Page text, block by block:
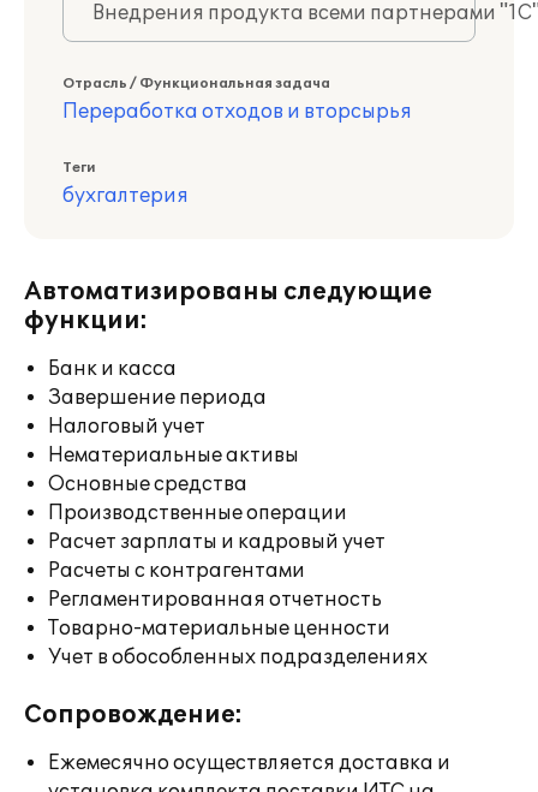
Внедрения продукта всеми партнерами
Отрасль / Функциональная задача
Переработка отходов и вторсырья
Теги
бухгалтерия
Автоматизированы следующие
функции:
Банк и касса
Завершение периода
Налоговый учет
Нематериальные активы
Основные средства
Производственные операции
Расчет зарплаты и кадровый учет
Расчеты с контрагентами
Регламентированная отчетность
Товарно-материальные ценности
Учет в обособленных подразделениях
Сопровождение:
Ежемесячно осуществляется доставка и